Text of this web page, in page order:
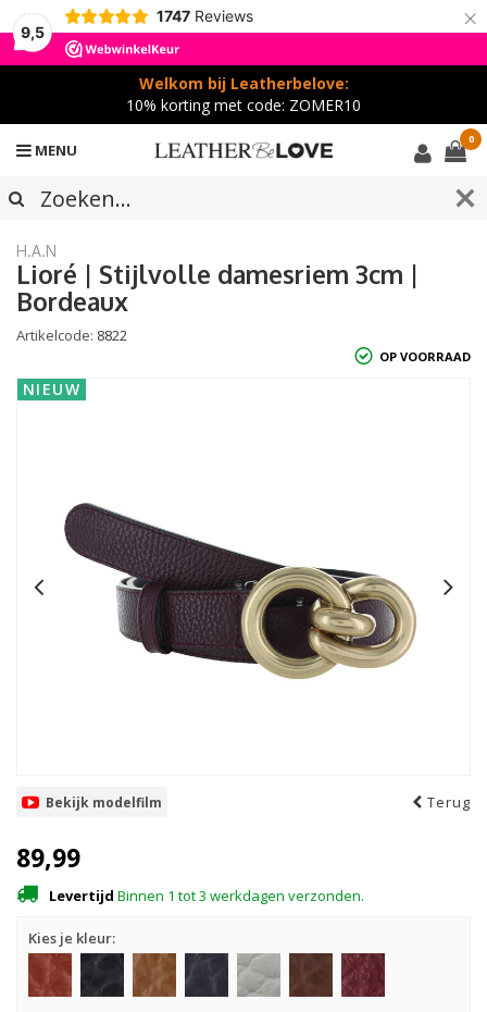
9,5
1747 Reviews ×
Welkom bij Leatherbelove:
10% korting met code: ZOMER10
MENU
0
H.A.N
Lioré | Stijlvolle damesriem 3cm |
Bordeaux
Artikelcode: 8822
OP VOORRAAD
NIEUW
Bekijk modelfilm Terug
89,99
Levertijd Binnen 1 tot 3 werkdagen verzonden.
Kies je kleur: